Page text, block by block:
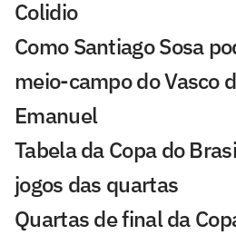
Colidio
Como Santiago Sosa
meio-campo do Vasco
Emanuel
Tabela da Copa do
jogos das quartas
Quartas de final da